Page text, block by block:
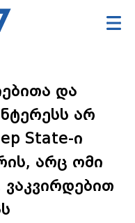
და
არ
State-ი
არც ომი